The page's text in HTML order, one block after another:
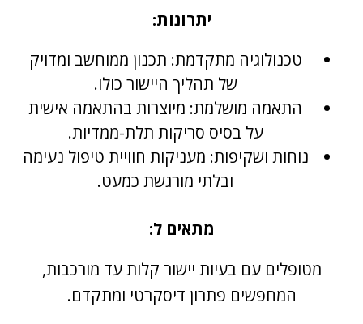
יתרונות:
טכנולוגיה מתקדמת: תכנון ממוחשב ומדויק
של תהליך היישור כולו.
התאמה מושלמת: מיוצרות בהתאמה אישית
על בסיס סריקות תלת-ממדיות.
נוחות ושקיפות: מעניקות חוויית טיפול נעימה
ובלתי מורגשת כמעט.
מתאים ל:
מטופלים עם בעיות יישור קלות עד מורכבות,
המחפשים פתרון דיסקרטי ומתקדם.